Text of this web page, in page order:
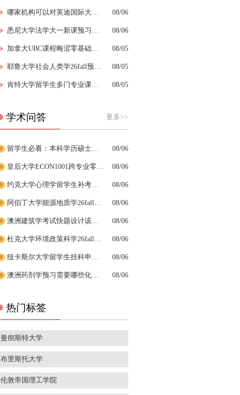
08/06
08/06
08/05
08/05
08/05
学术问答 更多>>
08/06
08/06
08/06
08/06
08/06
08/06
08/06
08/06
热门标签
曼彻斯特大学
布里斯托大学
伦敦帝国理工学院